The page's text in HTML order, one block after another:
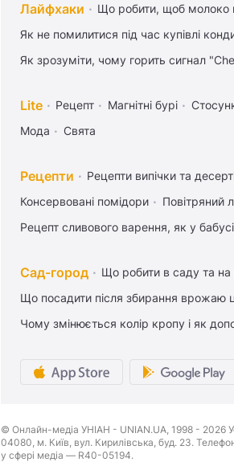
Лайфхаки Що робити, щоб молоко
Як не помилитися під час купівлі
Як зрозуміти, чому горить сигнал
Lite Рецепт Магнітні бурі
Мода
Свята
Рецепти Рецепти випічки та
Консервовані помідори
Повітряний
Рецепт сливового варення, як у бабусі
Сад-город Що робити в саду та на
Що посадити після збирання врожаю
Чому змінюється колір кропу і як
© Онлайн-медіа УНІАН - UNIAN.UA, 1998 - 2026
04080, м. Київ, вул. Кирилівська, буд. 23.
у сфері медіа — R40-05194.